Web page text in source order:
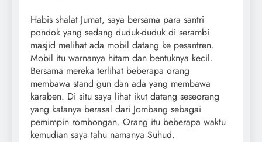
Habis shalat Jumat, saya bersama para santri
pondok yang sedang duduk-duduk di serambi
masjid melihat ada mobil datang ke pesantren.
Mobil itu warnanya hitam dan bentuknya kecil.
Bersama mereka terlihat beberapa orang
membawa stand gun dan ada yang membawa
karaben. Di situ saya lihat ikut datang seseorang
yang katanya berasal dari Jombang sebagai
pemimpin rombongan. Orang itu beberapa waktu
kemudian saya tahu namanya Suhud.